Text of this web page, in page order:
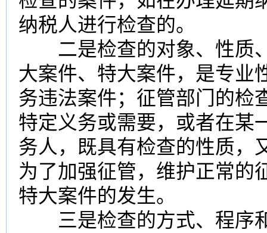
纳税人进行检查的。
二是检查的对象、性质
大案件、特大案件，是专业
务违法案件；征管部门的检
特定义务或需要，或者在某
务人，既具有检查的性质，
为了加强征管，维护正常的
特大案件的发生。
三是检查的方式、程序